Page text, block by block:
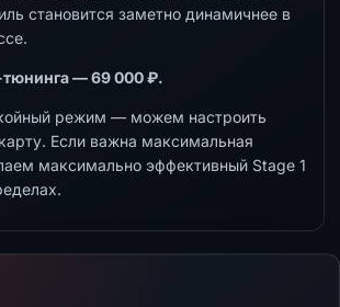
становится заметно динамичнее в
— 69 000 ₽.
режим — можем настроить
Если важна максимальная
максимально эффективный Stage 1